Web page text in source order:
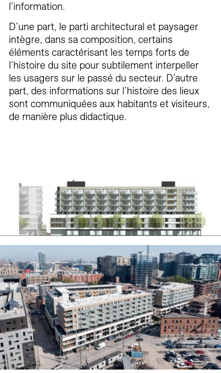
l’information.
D’une part, le parti architectural et paysager
intègre, dans sa composition, certains
éléments caractérisant les temps forts de
l’histoire du site pour subtilement interpeller
les usagers sur le passé du secteur. D’autre
part, des informations sur l’histoire des lieux
sont communiquées aux habitants et visiteurs,
de manière plus didactique.